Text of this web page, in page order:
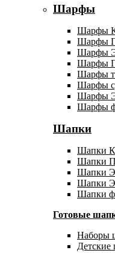
Шарфы
Шарфы
Шарфы
Шарфы
Шарфы
Шарфы
Шарфы
Шарфы
Шарфы
Шапки
Шапки
Шапки
Шапки
Шапки
Шапки
Готовые
Наборы
Детские